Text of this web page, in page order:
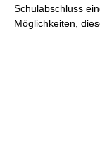
Schulabschluss
Möglichkeiten,